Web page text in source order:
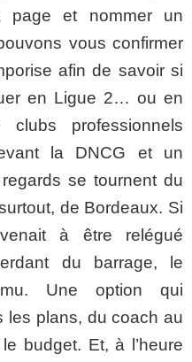
page et nommer un
vous confirmer
afin de savoir si
en Ligue 2… ou en
professionnels
la DNCG et un
se tournent du
de Bordeaux. Si
à être relégué
du barrage, le
Une option qui
les plans, du coach au
budget. Et, à l’heure